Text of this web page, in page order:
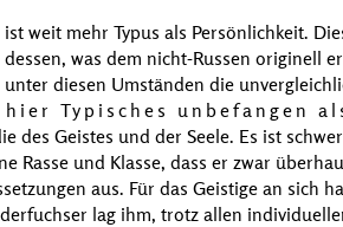
ist weit mehr Typus als Persönlichkeit.
dessen, was dem nicht-Russen originell
unter diesen Umständen die
hier Typisches unbefangen
des Geistes und der Seele. Es ist
Rasse und Klasse, dass er zwar
aus. Für das Geistige an sich
lag ihm, trotz allen